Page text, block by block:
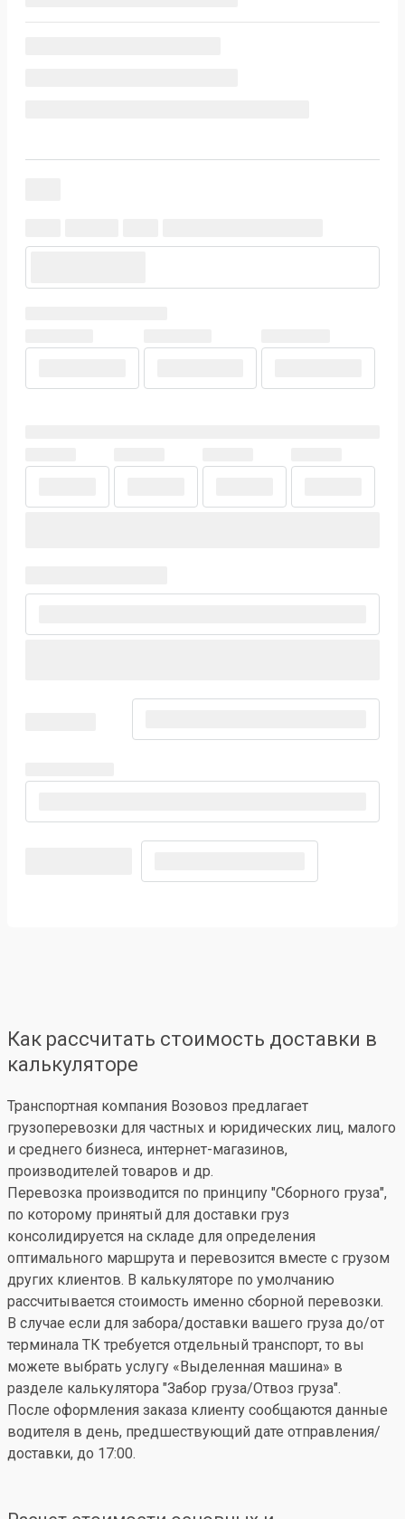
Как рассчитать стоимость доставки в
калькуляторе
Транспортная компания Возовоз предлагает
грузоперевозки для частных и юридических лиц, малого
и среднего бизнеса, интернет-магазинов,
производителей товаров и др.
Перевозка производится по принципу "Сборного груза",
по которому принятый для доставки груз
консолидируется на складе для определения
оптимального маршрута и перевозится вместе с грузом
других клиентов. В калькуляторе по умолчанию
рассчитывается стоимость именно сборной перевозки.
В случае если для забора/доставки вашего груза до/от
терминала ТК требуется отдельный транспорт, то вы
можете выбрать услугу «Выделенная машина» в
разделе калькулятора "Забор груза/Отвоз груза".
После оформления заказа клиенту сообщаются данные
водителя в день, предшествующий дате отправления/
доставки, до 17:00.